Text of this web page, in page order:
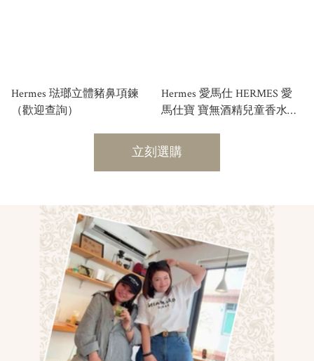
Hermes 琺瑯立體豬鼻項鍊
（歡迎查詢）
Hermes 愛馬仕 HERMES 愛
馬仕寶 寶無酒精兒童香水
SENTEUR 50ML
立刻選購